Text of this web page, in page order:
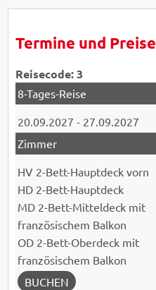
Termine und Preise
Reisecode: 3
20.09.2027 - 27.09.2027
HV 2-Bett-Hauptdeck vorn
HD 2-Bett-Hauptdeck
MD 2-Bett-Mitteldeck mit
französischem Balkon
OD 2-Bett-Oberdeck mit
französischem Balkon
BUCHEN